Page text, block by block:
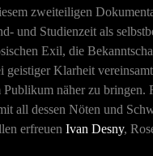
zweiteiligen
und Studienzeit als
Exil, die
Klarheit
näher zu
all dessen Nöten und
erfreuen Ivan Desny,